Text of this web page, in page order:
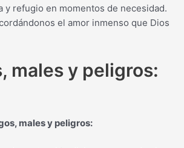
y refugio en momentos de necesidad.
el amor inmenso que Dios
males y peligros:
males y peligros: